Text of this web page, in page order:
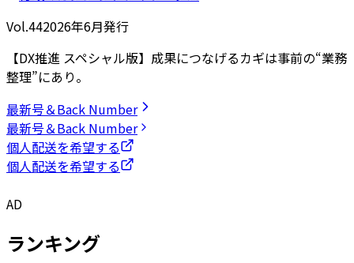
Vol.442026年6月発行
【DX推進 スペシャル版】成果につなげるカギは事前の“業務
整理”にあり。
最新号＆Back Number
最新号＆Back Number
個人配送を希望する
個人配送を希望する
AD
ランキング